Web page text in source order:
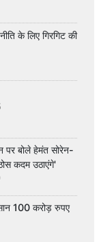
के लिए गिरगिट की
पर बोले हेमंत सोरेन-
कदम उठाएंगे'
100 करोड़ रुपए